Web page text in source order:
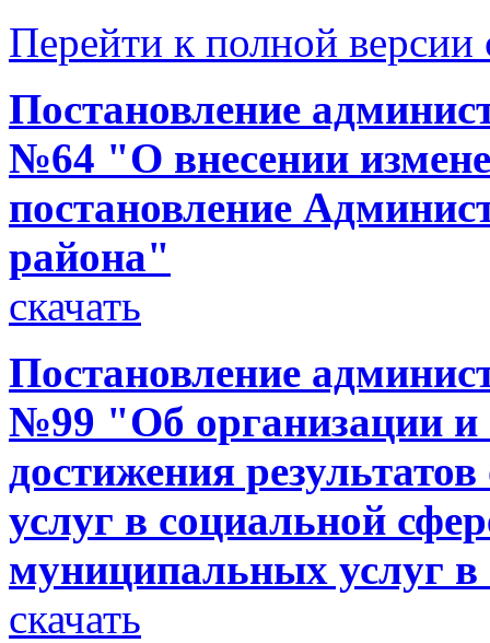
Перейти к полной версии
Постановление
№64 "О внесении
постановление
района"
скачать
Постановление
№99 "Об организации и
достижения
услуг в социальной
муниципальных услуг
скачать